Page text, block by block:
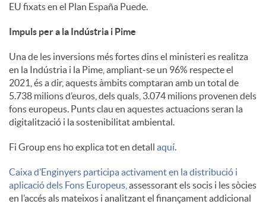
EU fixats en el Plan España Puede.
Impuls per a la Indústria i Pime
Una de les inversions més fortes dins el ministeri es realitza
en la Indústria i la Pime, ampliant-se un 96% respecte el
2021, és a dir, aquests àmbits comptaran amb un total de
5.738 milions d’euros, dels quals, 3.074 milions provenen dels
fons europeus. Punts clau en aquestes actuacions seran la
digitalització i la sostenibilitat ambiental.
Fi Group ens ho explica tot en detall aquí
Caixa d’Enginyers participa activament en la distribució i
aplicació dels Fons Europeus, assessorant els socis i les sòcies
en l’accés als mateixos i analitzant el finançament addicional